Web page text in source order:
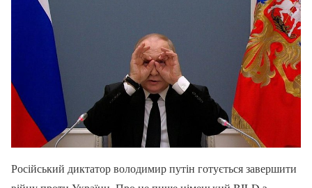
Російський диктатор володимир путін готується завершити